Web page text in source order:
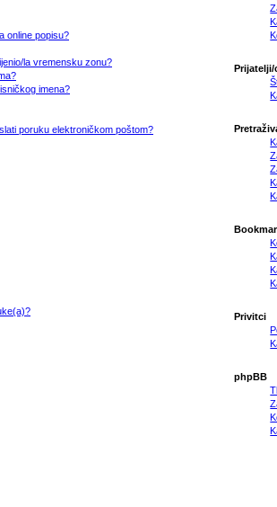
online popisu?
la vremensku zonu?
imena?
poruku elektroničkom poštom?
Privitci
phpBB